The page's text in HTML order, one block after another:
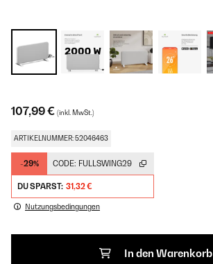
107,99 € (inkl. MwSt.)
ARTIKELNUMMER: 52046463
-29% CODE: FULLSWING29
DU SPARST: 31,32 €
Nutzungsbedingungen
In den Warenkorb